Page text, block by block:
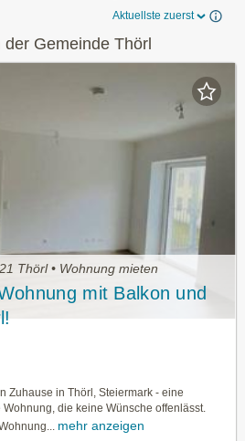
Aktuellste zuerst
Gemeinde Thörl
Thörl • Wohnung mieten
mit Balkon und
Zuhause in Thörl, Steiermark - eine
die keine Wünsche offenlässt.
mehr anzeigen